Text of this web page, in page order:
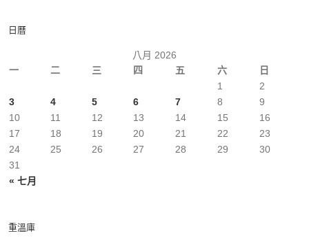
日曆
八月 2026
一
二 三 四 五 六 日
« 七月
1
2
3
4 5 6 7 8
9
10
11 12 13 14 15
16
17
18 19 20 21 22
23
24
25 26 27 28 29
30
31
重溫庫